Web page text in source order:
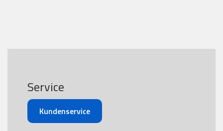
Service
Kundenservice